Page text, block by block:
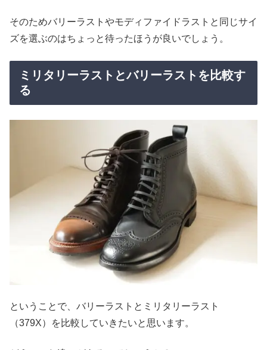
そのためバリーラストやモディファイドラストと同じサイ
ズを選ぶのはちょっと待ったほうが良いでしょう。
ミリタリーラストとバリーラストを比較す
る
ということで、バリーラストとミリタリーラスト
（379X）を比較していきたいと思います。